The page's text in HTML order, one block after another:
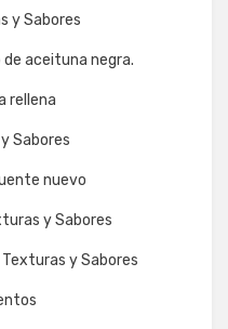
y Sabores
aceituna negra.
rellena
Sabores
nuevo
y Sabores
Texturas y Sabores